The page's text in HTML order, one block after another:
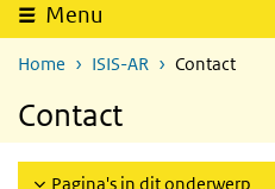
Menu
Home ISIS-AR Contact
Contact
Pagina's in dit onderwerp